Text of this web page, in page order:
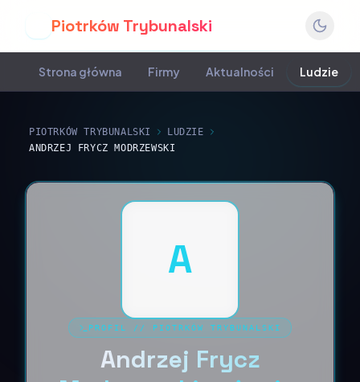
Piotrków Trybunalski
Strona główna Firmy Aktualności Ludzie
PIOTRKÓW TRYBUNALSKI
LUDZIE
ANDRZEJ FRYCZ MODRZEWSKI
A
PROFIL // PIOTRKÓW TRYBUNALSKI
Andrzej Frycz